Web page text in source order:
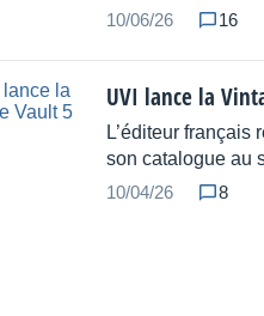
10/06/26
16
UVI lance la
L’éditeur français
son catalogue au
10/04/26
8